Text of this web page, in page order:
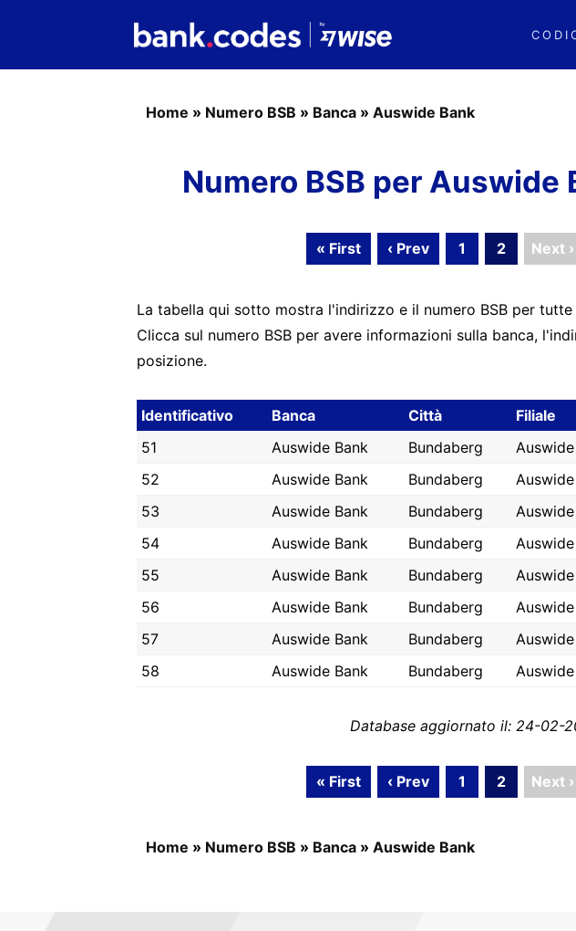
Home » Numero BSB » Banca » Auswide Bank
Numero BSB per Auswide
« First ‹ Prev 1 2 Next ›
La tabella qui sotto mostra l'indirizzo e il numero BSB per
Clicca sul numero BSB per avere informazioni sulla banca,
posizione.
Identificativo Banca Città Filiale
51
Auswide Bank Bundaberg
52
Auswide Bank Bundaberg
53
Auswide Bank Bundaberg
54
Auswide Bank Bundaberg
55
Auswide Bank Bundaberg
56
Auswide Bank Bundaberg
57
Auswide Bank Bundaberg
58
Auswide Bank Bundaberg
Database aggiornato il: 24-02-
« First ‹ Prev 1 2 Next ›
Home » Numero BSB » Banca » Auswide Bank